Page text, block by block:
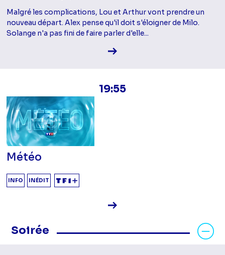
Malgré les complications, Lou et Arthur vont prendre un
nouveau départ. Alex pense qu'il doit s'éloigner de Milo.
Solange n'a pas fini de faire parler d'elle...
Voir la fiche diffusion
19:55
Météo
INFO INÉDIT
Voir la fiche diffusion
Soirée
Masquer les programmes Soirée